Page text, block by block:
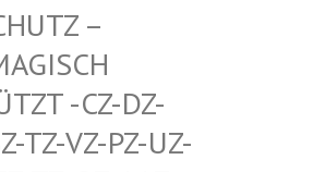
– WE
GES
-CZ-DZ-ZZ-
VZ-PZ-UZ-OZ-